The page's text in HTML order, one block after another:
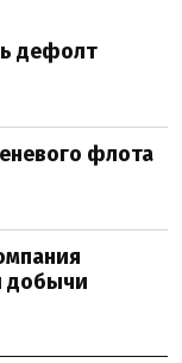
дефолт
флота
добычи